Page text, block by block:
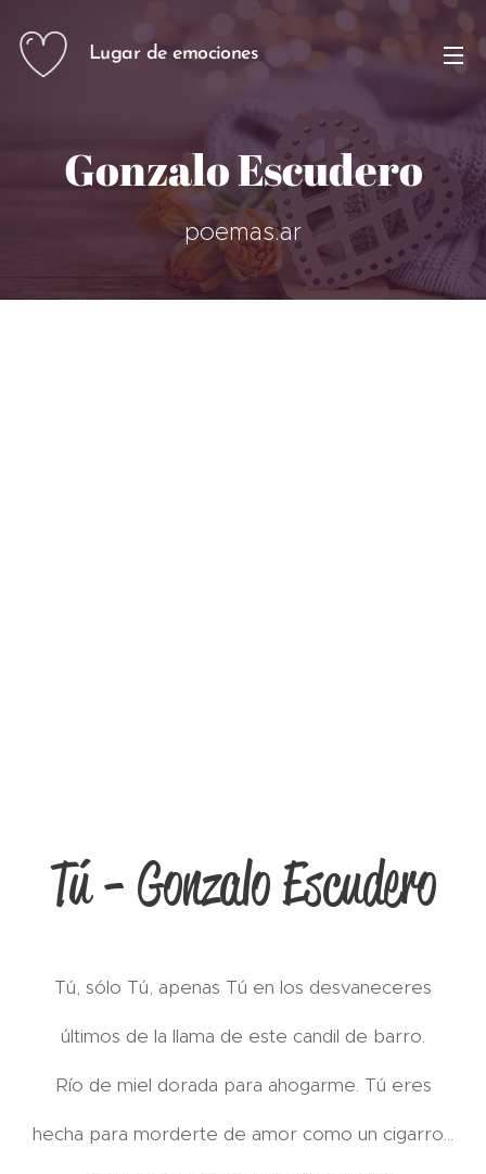
Lugar de emociones
Gonzalo Escudero
poemas.ar
Tú - Gonzalo Escudero
Tú, sólo Tú, apenas Tú en los desvaneceres
últimos de la llama de este candil de barro.
Río de miel dorada para ahogarme. Tú eres
hecha para morderte de amor como un cigarro...